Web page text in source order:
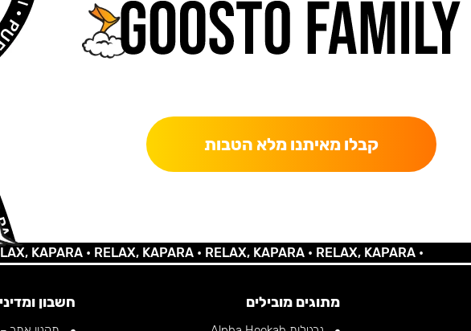
קבלו מאיתנו מלא הטבות
•RELAX, KAPARA •RELAX, KAPARA •RELAX, KAPARA •
מתוגים מובילים חשבון